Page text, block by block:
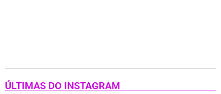
ÚLTIMAS DO INSTAGRAM